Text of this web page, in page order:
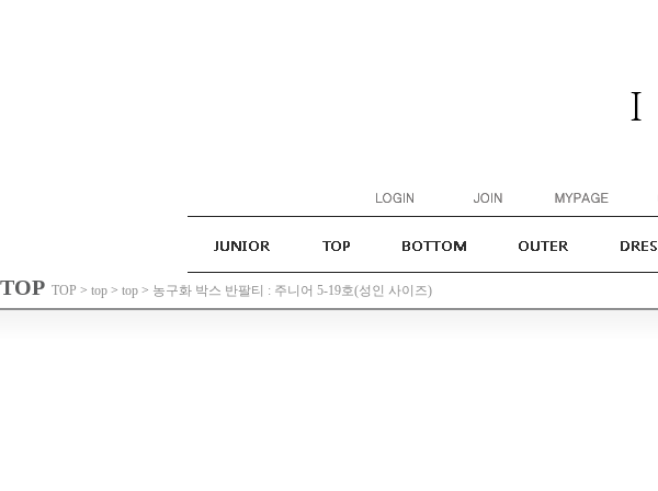
TOP TOP > top > top > 농구화 박스 반팔티 : 주니어 5-19호(성인 사이즈)